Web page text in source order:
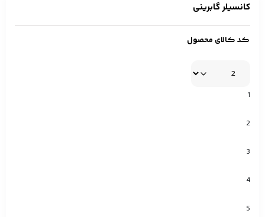
کانسیلر گابرینی
کد کالای محصول
1
2
3
4
5